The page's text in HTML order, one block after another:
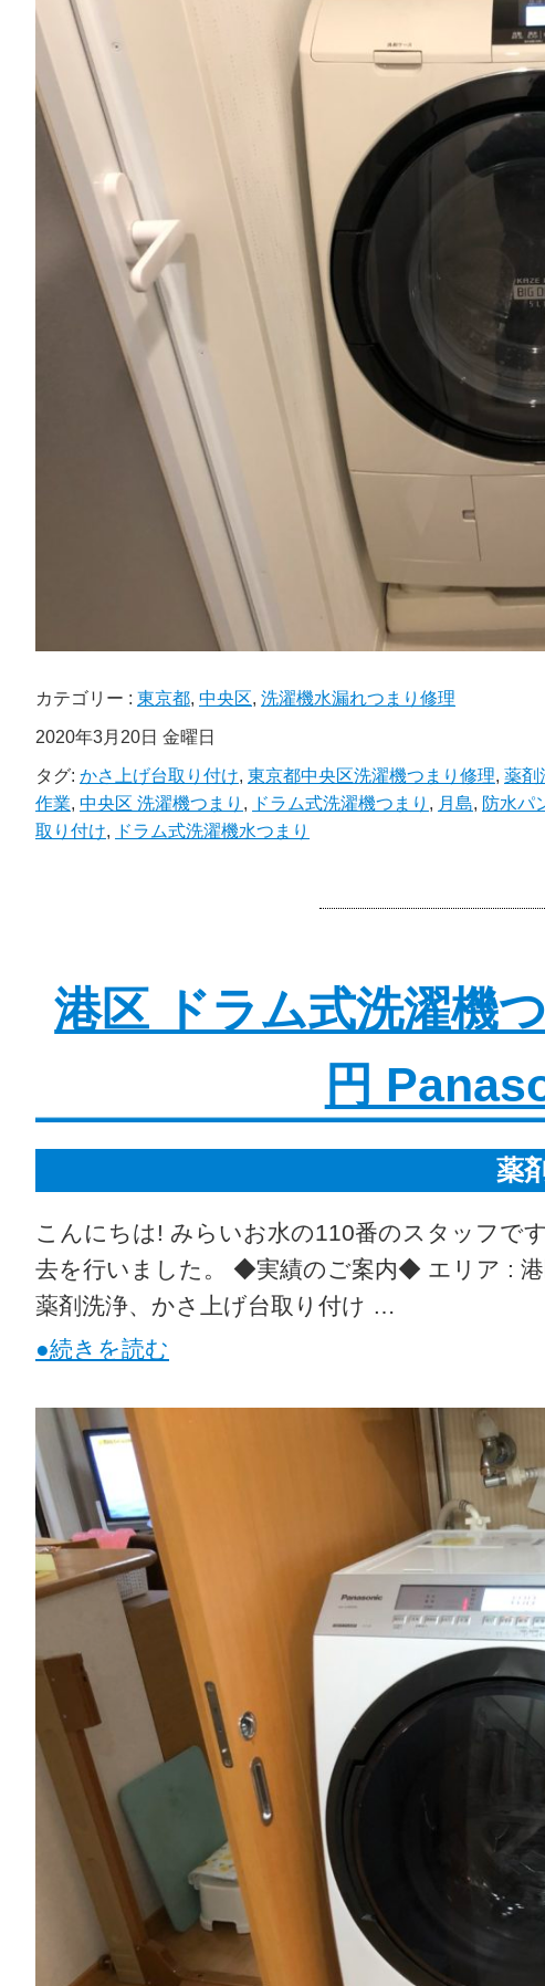
カテゴリー : 東京都, 中央区, 洗濯機水漏れつまり修理
2020年3月20日 金曜日
タグ: かさ上げ台取り付け, 東京都中央区洗濯機つまり修理, 薬剤
作業, 中央区 洗濯機つまり , ドラム式洗濯機つまり , 月島, 防水パ
取り付け, ドラム式洗濯機水つまり
港区 ドラム式洗濯機
円
薬
こんにちは! みらいお水の110番のスタッフで
去を行いました。 ◆実績のご案内◆ エリア : 港
薬剤洗浄、かさ上げ台取り付け …
●続きを読む